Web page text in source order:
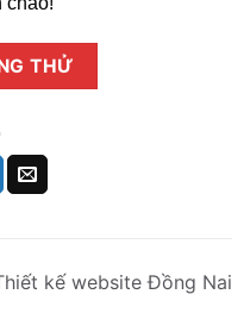
THỬ
kế website Đồng Nai